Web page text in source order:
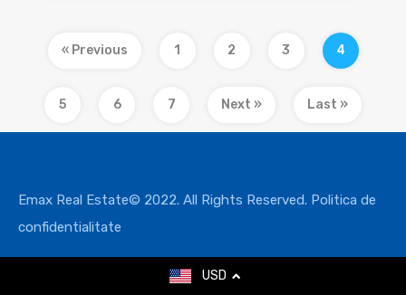
« Previous 1 2 3 4
5 6 7 Next » Last »
Emax Real Estate© 2022. All Rights Reserved. Politica de
confidentialitate
USD